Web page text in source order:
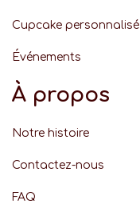
Cupcake personnalisé
Événements
À propos
Notre histoire
Contactez-nous
FAQ